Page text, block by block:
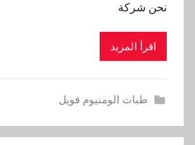
نحن شركة
اقرأ المزيد
طبات الومنيوم فويل